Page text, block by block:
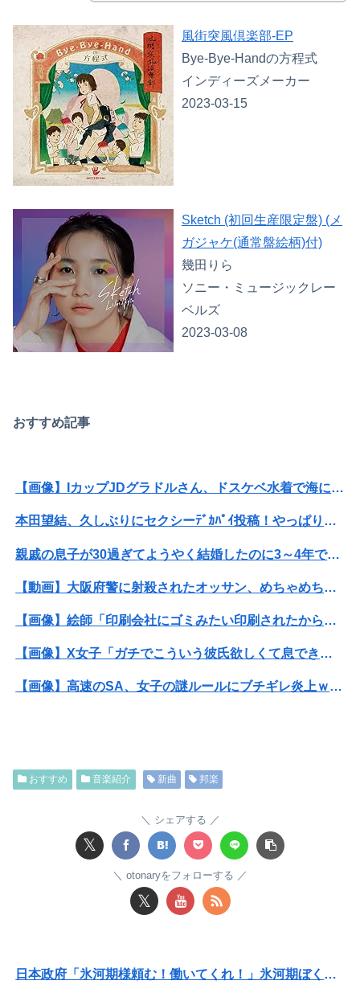
風街突風倶楽部-EP
Bye-Bye-Handの方程式
インディーズメーカー
2023-03-15
Sketch (初回生産限定盤) (メ
ガジャケ(通常盤絵柄)付)
幾田りら
ソニー・ミュージックレー
ベルズ
2023-03-08
おすすめ記事
【画像】IカップJDグラドルさん、ドスケベ水着で海に出没してしまうwwwwwww麻倉瑞季、プライベートのビキニ姿がセクシーすぎて万バズ！！！
本田望結、久しぶりにセクシーﾃﾞｶﾊﾟｲ投稿！やっぱりお◯ぱいでかかった！（画像あり）
親戚の息子が30過ぎてようやく結婚したのに3～4年で離婚。相手の女性の言い分がモラハラだったらしい
【動画】大阪府警に射殺されたオッサン、めちゃめちゃ苦しそうに死ぬ
【画像】絵師「印刷会社にゴミみたい印刷されたから晒すわ」→お前がクレーマーだと大炎上
【画像】X女子「ガチでこういう彼氏欲しくて息できん」 2000万バズ
【画像】高速のSA、女子の謎ルールにブチギレ炎上ｗｗｗｗｗｗｗｗｗｗｗｗｗ
【速報】"見せブラ"女神、現る♡♡♡♡
おすすめ 音楽紹介 新曲 邦楽
シェアする
𝕏
otonaryをフォローする
𝕏
日本政府「氷河期様頼む！働いてくれ！」氷河期ぼく「..がえ」政府「え？」ぼく「女をあてがえ！」